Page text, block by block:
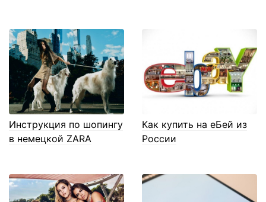
Инструкция по шопингу
в немецкой ZARA
Как купить на еБей из
России